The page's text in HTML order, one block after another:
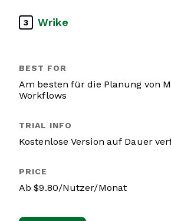
3 Wrike
Am besten für die Planung von
Workflows
Kostenlose Version auf Dauer
Ab $9.80/Nutzer/Monat